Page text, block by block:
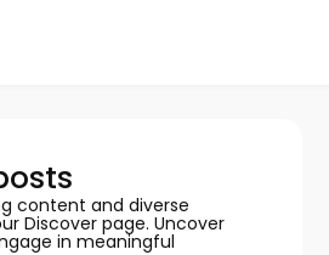
content and diverse
Discover page. Uncover
in meaningful